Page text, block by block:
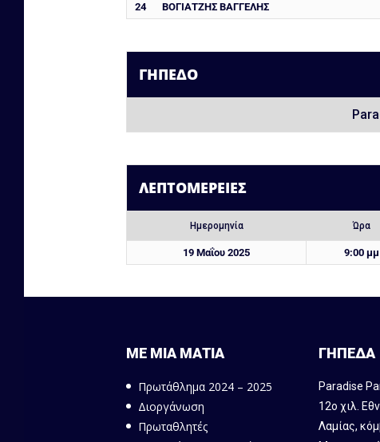
24
ΒΟΓΙΑΤΖΗΣ ΒΑΓΓΕΛΗΣ
ΓΉΠΕΔΟ
ΛΕΠΤΟΜΈΡΕΙΕΣ
Ημερομηνία Ώρα
19 Μαΐου 2025 9:00 μμ
ΜΕ ΜΙΑ ΜΑΤΙΑ
Πρωτάθλημα 2024 – 2025
Διοργάνωση
Πρωταθλητές
ΓΗΠΕΔΑ
Paradise
12ο χιλ.
Λαμίας,